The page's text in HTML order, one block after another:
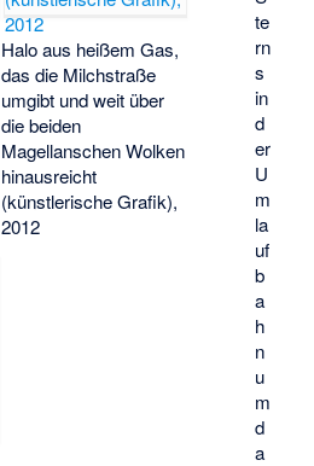
te
rn
s
in
d
er
U
m
la
uf
b
a
h
n
u
m
d
a
Halo aus heißem Gas,
das die Milchstraße
umgibt und weit über
die beiden
Magellanschen Wolken
hinausreicht
(künstlerische Grafik),
2012